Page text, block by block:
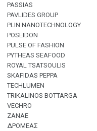
PASSIAS
PAVLIDES GROUP
PLIN NANOTECHNOLOGY
POSEIDON
PULSE OF FASHION
PYTHEAS SEAFOOD
ROYAL TSATSOULIS
SKAFIDAS PEPPA
TECHLUMEN
TRIKALINOS BOTTARGA
VECHRO
ZANAE
ΔΡΟΜΕΑΣ